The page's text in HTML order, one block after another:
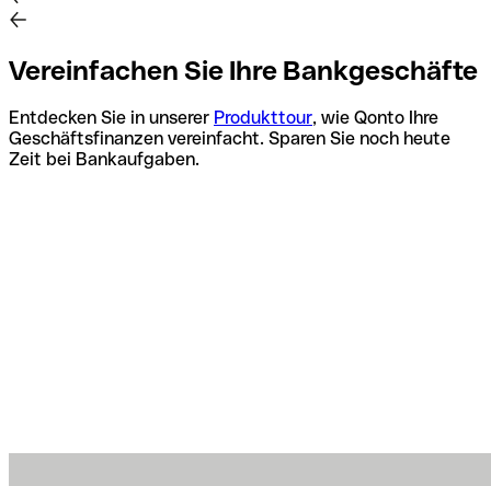
Vereinfachen Sie Ihre Bankgeschäfte
Entdecken Sie in unserer Produkttour, wie Qonto Ihre
Geschäftsfinanzen vereinfacht. Sparen Sie noch heute
Zeit bei Bankaufgaben.